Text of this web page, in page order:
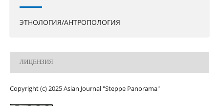
ЭТНОЛОГИЯ/АНТРОПОЛОГИЯ
ЛИЦЕНЗИЯ
Copyright (c) 2025 Asian Journal "Steppe Panorama"